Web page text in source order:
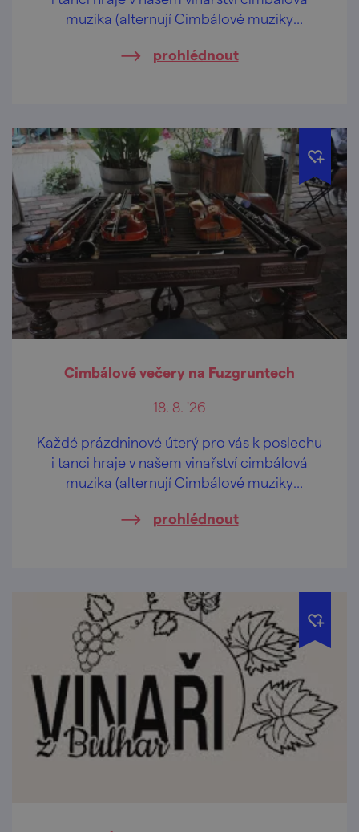
muzika (alternují Cimbálové muziky
prohlédnout
Cimbálové večery na Fuzgruntech
18. 8. '26
Každé prázdninové úterý pro vás k poslechu
i tanci hraje v našem vinařství cimbálová
muzika (alternují Cimbálové muziky
prohlédnout